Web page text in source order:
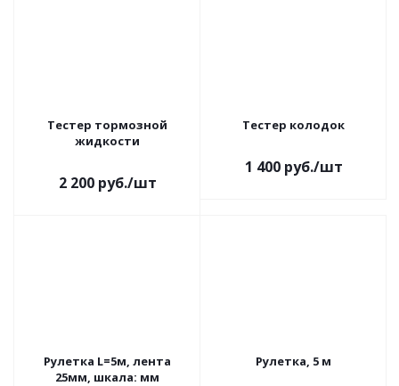
Тестер тормозной
жидкости
2 200руб./шт
Тестер колодок
1 400руб./шт
Рулетка L=5м, лента
25мм, шкала: мм
Рулетка, 5 м